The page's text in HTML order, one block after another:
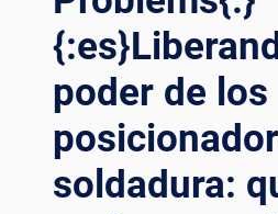
poder de los
soldadura: